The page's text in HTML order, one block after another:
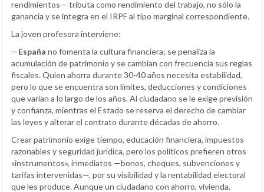
rendimientos— tributa como rendimiento del trabajo, no sólo la
ganancia y se integra en el IRPF al tipo marginal correspondiente.
La joven profesora interviene:
—España no fomenta la cultura financiera; se penaliza la
acumulación de patrimonio y se cambian con frecuencia sus reglas
fiscales. Quien ahorra durante 30-40 años necesita estabilidad,
pero lo que se encuentra son límites, deducciones y condiciones
que varían a lo largo de los años. Al ciudadano se le exige previsión
y confianza, mientras el Estado se reserva el derecho de cambiar
las leyes y alterar el contrato durante décadas de ahorro.
Crear patrimonio exige tiempo, educación financiera, impuestos
razonables y seguridad jurídica, pero los políticos prefieren otros
«instrumentos», inmediatos —bonos, cheques, subvenciones y
tarifas intervenidas—, por su visibilidad y la rentabilidad electoral
que les produce. Aunque un ciudadano con ahorro, vivienda,